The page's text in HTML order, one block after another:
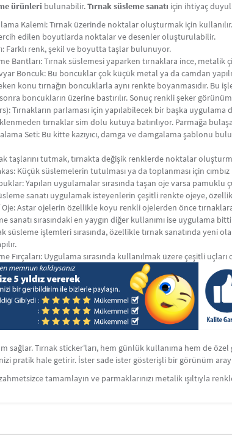
ürünleri bulunabilir.Tırnak süsleme sanatı için ihtiyaç
Kalemi: Tırnak üzerinde noktalar oluşturmak için
edilen boyutlarda noktalar ve desenler oluşturulabilir.
Farklı renk, şekil ve boyutta taşlar bulunuyor.
Bantları: Tırnak süslemesi yaparken tırnaklara ince, metalik
Boncuk: Bu boncuklar çok küçük metal ya da camdan
konu tırnağın boncuklarla aynı renkte boyanmasıdır. Bu
boncukların üzerine bastırılır. Sonuç renkli şeker
Tırnakların parlaması için yapılabilecek bir başka
tırnaklar sim dolu kutuya batırılıyor. Parmağa
Seti: Bu kitte kazıyıcı, damga ve damgalama şablonu
taşlarını tutmak, tırnakta değişik renklerde noktalar
Küçük süslemelerin tutulması ya da toplanması için
Yapılan uygulamalar sırasında taşan oje varsa pamuklu
sanatı uygulamak isteyenlerin çeşitli renkte ojeye,
Oje: Astar ojelerin özellikle koyu renkli ojelerden önce
sanatı sırasındaki en yaygın diğer kullanımı ise uygulama
süsleme işlemleri sırasında, özellikle tırnak sanatında yeni
Fırçaları: Uygulama sırasında kullanılmak üzere çeşitli
sağlar. Tırnak sticker'ları, hem günlük kullanıma hem de özel
pratik hale getirir. İster sade ister gösterişli bir görünüm
tamamlayın ve parmaklarınızı metalik ışıltıyla